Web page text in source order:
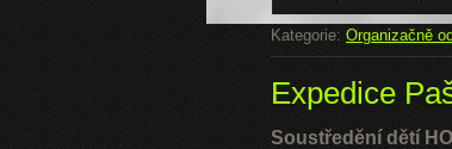
Kategorie: Organizačně
Expedice
Soustředění dětí